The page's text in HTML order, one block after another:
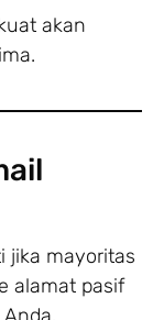
akan
jika mayoritas
alamat pasif